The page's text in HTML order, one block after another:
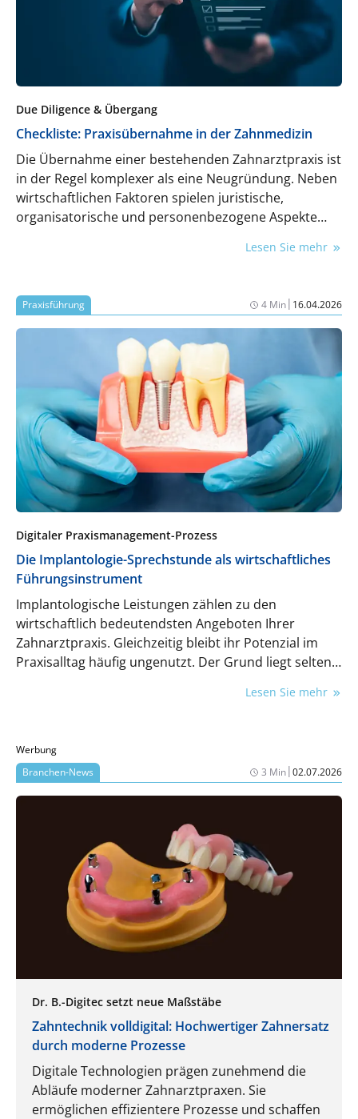
Due Diligence & Übergang
Checkliste: Praxisübernahme in der Zahnmedizin
Die Übernahme einer bestehenden Zahnarztpraxis ist
in der Regel komplexer als eine Neugründung. Neben
wirtschaftlichen Faktoren spielen juristische,
organisatorische und personenbezogene Aspekte
durch alle Phasen der Praxisübernahme – von der
Lesen Sie mehr
Praxisführung 4 Min| 16.04.2026
Digitaler Praxismanagement-Prozess
Die Implantologie-Sprechstunde als wirtschaftliches
Führungsinstrument
Implantologische Leistungen zählen zu den
wirtschaftlich bedeutendsten Angeboten Ihrer
Zahnarztpraxis. Gleichzeitig bleibt ihr Potenzial im
Praxisalltag häufig ungenutzt. Der Grund liegt selten
fehlender Struktur. Implantologie wird „nebenbei“
Managementaufgaben und in der Regel immer unter
Zeitdruck. Die Folgen kennen Sie: unentschlossene
Patientinnen und Patienten, gestresste Teams und
bleibt. Die Lösung: Führen Sie eine Implantologie-
Sprechstunde ein.
Lesen Sie mehr
Werbung
Branchen-News
3 Min|02.07.2026
Dr. B.-Digitec setzt neue Maßstäbe
Zahntechnik volldigital: Hochwertiger Zahnersatz
durch moderne Prozesse
Digitale Technologien prägen zunehmend die
Abläufe moderner Zahnarztpraxen. Sie
ermöglichen effizientere Prozesse und schaffen